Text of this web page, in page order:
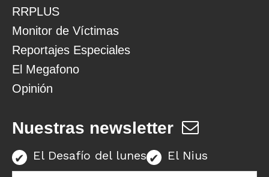
RRPLUS
Monitor de Víctimas
Reportajes Especiales
El Megafono
Opinión
Nuestras newsletter
El Desafío del lunes El Nius